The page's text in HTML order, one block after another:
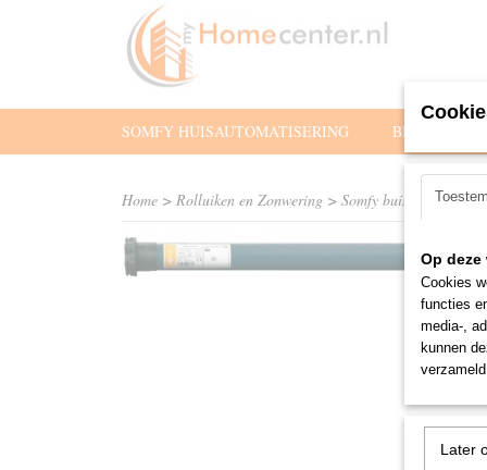
SOMFY HUISAUTOMATISERING
Home > Rolluiken en Zonwering > Somfy buismotoren>
Op
Cookies
functies
media-,
kunnen
Later